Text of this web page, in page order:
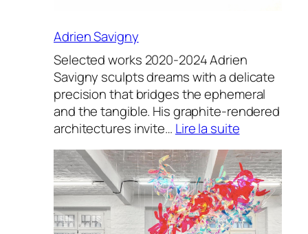
Adrien Savigny
Selected works 2020-2024 Adrien
Savigny sculpts dreams with a delicate
precision that bridges the ephemeral
and the tangible. His graphite-rendered
architectures invite… Lire la suite:
Savigny